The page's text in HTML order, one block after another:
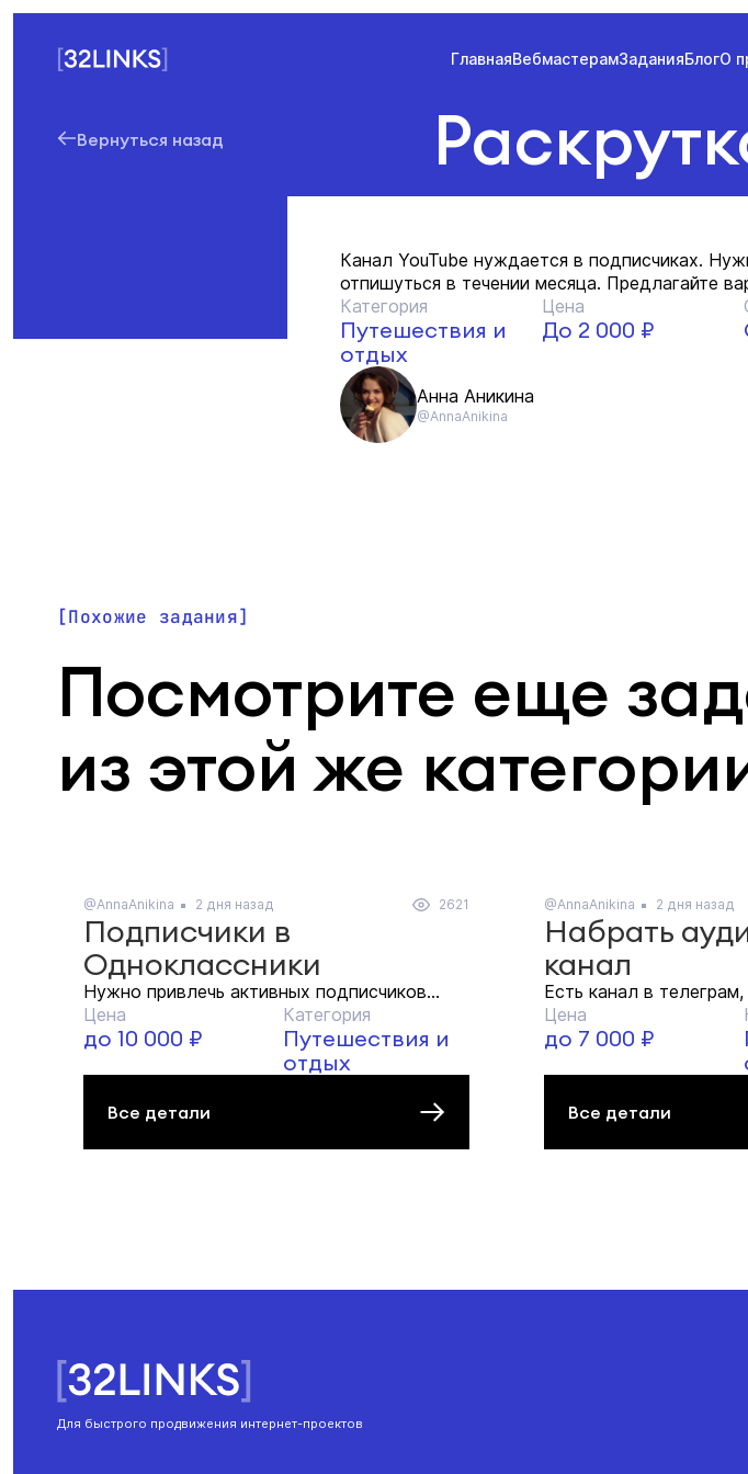
ГлавнаяВебмастерамЗаданияБлогО
Вернуться назад
Канал YouTube нуждается в подписчиках.
отпишуться в течении месяца. Предлагайте
Категория
Путешествия и
отдых
Цена
До 2 000 ₽
Анна Аникина
@AnnaAnikina
Похожие задания
Посмотрите еще
из этой же
@AnnaAnikina 2 дня назад 2621
Подписчики в
Одноклассники
Нужно привлечь активных подписчиков...
Цена
до 10 000 ₽
Категория
Путешествия и
отдых
Все детали
@AnnaAnikina 2 дня назад
Набрать
канал
Есть канал в
Цена
до 7 000 ₽
Все детали
Для быстрого продвижения интернет-проектов